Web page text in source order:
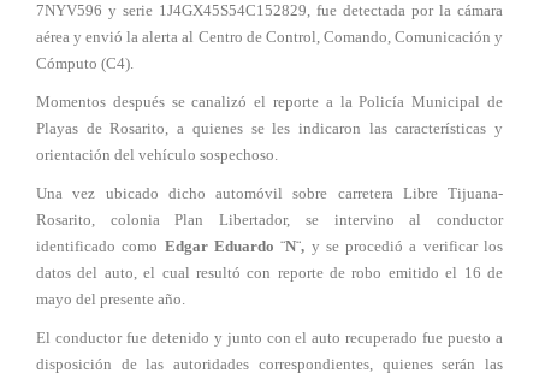
7NYV596 y serie 1J4GX45S54C152829, fue detectada por la cámara
aérea y envió la alerta al Centro de Control, Comando, Comunicación y
Cómputo (C4).
Momentos después se canalizó el reporte a la Policía Municipal de
Playas de Rosarito, a quienes se les indicaron las características y
orientación del vehículo sospechoso.
Una vez ubicado dicho automóvil sobre carretera Libre Tijuana-
Rosarito, colonia Plan Libertador, se intervino al conductor
identificado como Edgar Eduardo ¨N¨, y se procedió a verificar los
datos del auto, el cual resultó con reporte de robo emitido el 16 de
mayo del presente año.
El conductor fue detenido y junto con el auto recuperado fue puesto a
disposición de las autoridades correspondientes, quienes serán las